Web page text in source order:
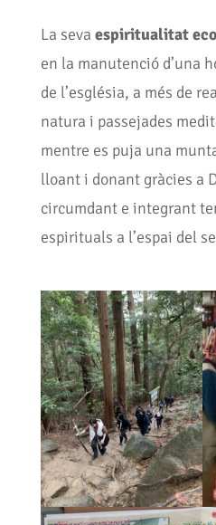
La seva espiritualitat
en la manutenció d’una
de l’església, a més de
natura i passejades
mentre es puja una
lloant i donant gràcies a
circumdant e integrant
espirituals a l’espai del